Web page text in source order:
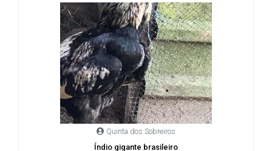
Quinta dos Sobreiros
Índio gigante brasileiro